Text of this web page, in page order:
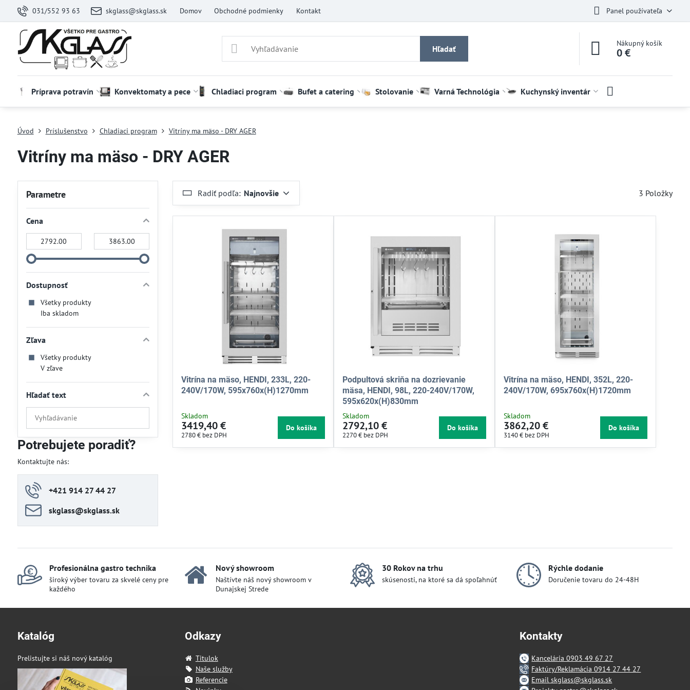
031/552 93 63 skglass@skglass.sk Domov Obchodné podmienky Kontakt Panel používateľa
Hľadať
Nákupný košík
0 €
Príprava potravín Konvektomaty a pece Chladiaci program Bufet a catering Stolovanie Varná Technológia Kuchynský inventár
Úvod Príslušenstvo Chladiaci program Vitríny ma mäso - DRY AGER
Vitríny ma mäso - DRY AGER
Radiť podľa: Najnovšie 3 Položky
Vitrína na mäso, HENDI, 233L, 220-
240V/170W, 595x760x(H)1270mm
Skladom
3419,40 €
2780 € bez DPH
Do košíka
Podpultová skriňa na dozrievanie
mäsa, HENDI, 98L, 220-240V/170W,
595x620x(H)830mm
Skladom
2792,10 €
2270 € bez DPH
Do košíka
Vitrína na mäso, HENDI, 352L, 220-
240V/170W, 695x760x(H)1720mm
Skladom
3862,20 €
3140 € bez DPH
Do košíka
Parametre
Cena
Dostupnosť
Všetky produkty
Iba skladom
Zľava
Všetky produkty
V zľave
Hľadať text
Prehľadať
výsledky
filtra
fulltextom
Potrebujete poradiť?
Kontaktujte nás:
+421 914 27 44 27
skglass​@skglass​.sk
Profesionálna gastro technika
široký výber tovaru za skvelé ceny pre
každého
Nový showroom
Naštívte náš nový showroom v
Dunajskej Strede
30 Rokov na trhu
skúsenosti, na ktoré sa dá spoľahnúť
Rýchle dodanie
Doručenie tovaru do 24-48H
Katalóg
Prelistujte si náš nový katalóg
Odkazy
Titulok
Naše služby
Referencie
Kontakty
Kancelária 0903 49 67 27
Faktúry/Reklamácia 0914 27 44 27
Email skglass@skglass.sk